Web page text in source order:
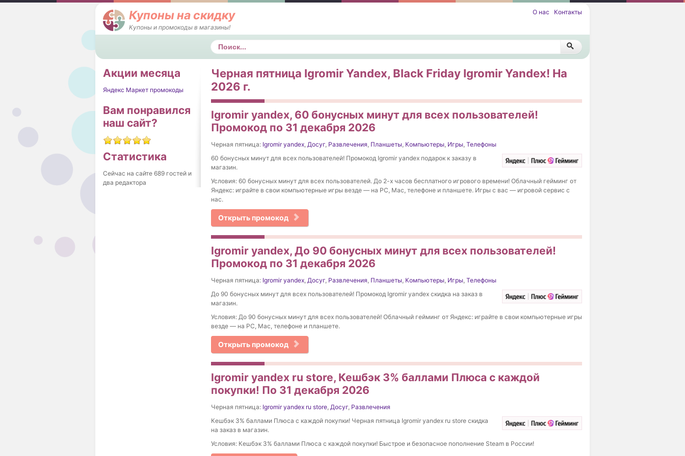
Купоны на скидку
Купоны и промокоды в магазины!
О нас Контакты
Поиск
Акции месяца
Яндекс Маркет промокоды
Вам понравился
наш сайт?
Статистика
Сейчас на сайте 689 гостей и
два редактора
Черная пятница Igromir Yandex, Black Friday Igromir Yandex! На
2026 г.
Igromir yandex, 60 бонусных минут для всех пользователей!
Промокод по 31 декабря 2026
Черная пятница: Igromir yandex, Досуг, Развлечения, Планшеты, Компьютеры, Игры, Телефоны
60 бонусных минут для всех пользователей! Промокод Igromir yandex подарок к заказу в
магазин.
Условия: 60 бонусных минут для всех пользователей. До 2-х часов бесплатного игрового времени! Облачный гейминг от
Яндекс: играйте в свои компьютерные игры везде — на PC, Mac, телефоне и планшете. Игры с вас — игровой сервис с
нас.
Открыть промокод
Igromir yandex, До 90 бонусных минут для всех пользователей!
Промокод по 31 декабря 2026
Черная пятница: Igromir yandex, Досуг, Развлечения, Планшеты, Компьютеры, Игры, Телефоны
До 90 бонусных минут для всех пользователей! Промокод Igromir yandex скидка на заказ в
магазин.
Условия: До 90 бонусных минут для всех пользователей! Облачный гейминг от Яндекс: играйте в свои компьютерные игры
везде — на PC, Mac, телефоне и планшете.
Открыть промокод
Igromir yandex ru store, Кешбэк 3% баллами Плюса с каждой
покупки! По 31 декабря 2026
Черная пятница: Igromir yandex ru store, Досуг, Развлечения
Кешбэк 3% баллами Плюса с каждой покупки! Черная пятница Igromir yandex ru store скидка
на заказ в магазин.
Условия: Кешбэк 3% баллами Плюса с каждой покупки! Быстрое и безопасное пополнение Steam в России!